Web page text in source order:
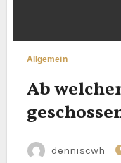
Allgemein
Ab
denniscwh